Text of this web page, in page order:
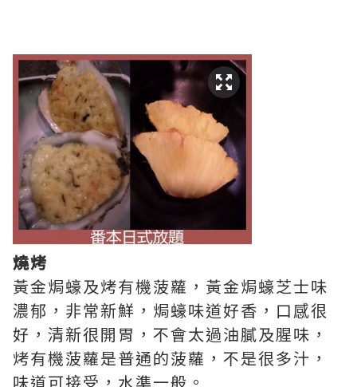
燒烤
黃金焗蠔及烤有機菠蘿，黃金焗蠔芝士味
濃郁，非常新鮮，焗蠔味道好香，口感很
好，清新很開胃，不會太過油膩及腥味，
烤有機菠蘿是普通的菠蘿，不是很多汁，
味道可接受，水準一般。